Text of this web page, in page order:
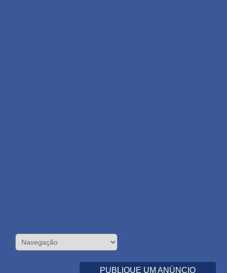
PUBLIQUE UM ANÚNCIO